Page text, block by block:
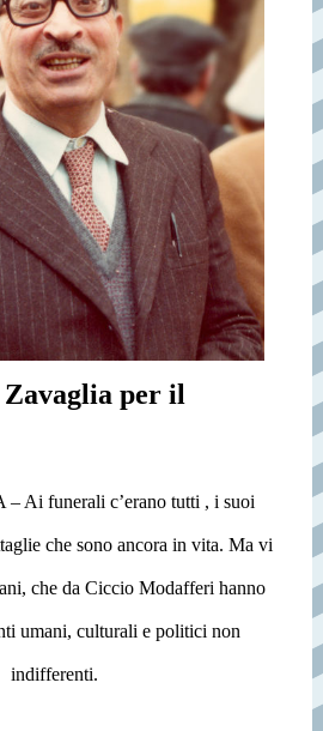
per il
Ai funerali c’erano tutti , i suoi
che sono ancora in vita. Ma vi
che da Ciccio Modafferi hanno
umani, culturali e politici non
indifferenti.